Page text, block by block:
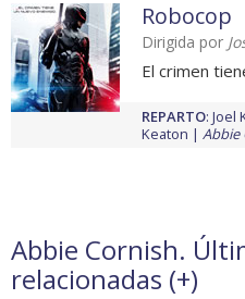
Robocop
Dirigida por
El crimen
REPARTO: Joel
Keaton
Abbie
Abbie Cornish.
relacionadas (+)